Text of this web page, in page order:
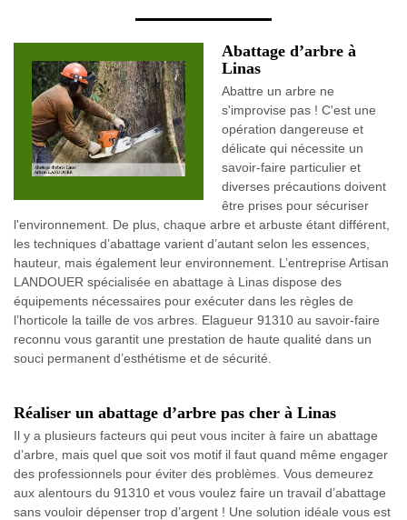
Abattage d’arbre à
Linas
Abattre un arbre ne
s'improvise pas ! C'est une
opération dangereuse et
délicate qui nécessite un
savoir-faire particulier et
diverses précautions doivent
être prises pour sécuriser
l'environnement. De plus, chaque arbre et arbuste étant différent,
les techniques d’abattage varient d’autant selon les essences,
hauteur, mais également leur environnement. L’entreprise Artisan
LANDOUER spécialisée en abattage à Linas dispose des
équipements nécessaires pour exécuter dans les règles de
l’horticole la taille de vos arbres. Elagueur 91310 au savoir-faire
reconnu vous garantit une prestation de haute qualité dans un
souci permanent d’esthétisme et de sécurité.
Réaliser un abattage d’arbre pas cher à Linas
Il y a plusieurs facteurs qui peut vous inciter à faire un abattage
d’arbre, mais quel que soit vos motif il faut quand même engager
des professionnels pour éviter des problèmes. Vous demeurez
aux alentours du 91310 et vous voulez faire un travail d’abattage
sans vouloir dépenser trop d’argent ! Une solution idéale vous est